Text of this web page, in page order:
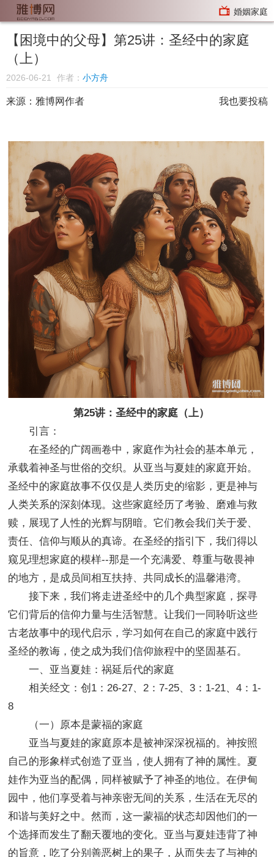
婚姻家庭
【困境中的父母】第25讲：圣经中的家庭
（上）
2026-06-21 作者： 小方舟
来源： 雅博网作者 我也要投稿
第25讲：圣经中的家庭（上）
引言：
在圣经的广阔画卷中，家庭作为社会的基本单元，
承载着神圣与世俗的交织。从亚当与夏娃的家庭开始。
圣经中的家庭故事不仅仅是人类历史的缩影，更是神与
人类关系的深刻体现。这些家庭经历了考验、磨难与救
赎，展现了人性的光辉与阴暗。它们教会我们关于爱、
责任、信仰与顺从的真谛。在圣经的指引下，我们得以
窥见理想家庭的模样--那是一个充满爱、尊重与敬畏神
的地方，是成员间相互扶持、共同成长的温馨港湾。
接下来，我们将走进圣经中的几个典型家庭，探寻
它们背后的信仰力量与生活智慧。让我们一同聆听这些
古老故事中的现代启示，学习如何在自己的家庭中践行
圣经的教诲，使之成为我们信仰旅程中的坚固基石。
一、亚当夏娃：祸延后代的家庭
相关经文：创1：26-27、2：7-25、3：1-21、4：1-
8
（一）原本是蒙福的家庭
亚当与夏娃的家庭原本是被神深深祝福的。神按照
自己的形象样式创造了亚当，使人拥有了神的属性。夏
娃作为亚当的配偶，同样被赋予了神圣的地位。在伊甸
园中，他们享受着与神亲密无间的关系，生活在无尽的
和谐与美好之中。然而，这一蒙福的状态却因他们的一
个选择而发生了翻天覆地的变化。亚当与夏娃违背了神
的旨意，吃了分别善恶树上的果子，从而失去了与神的